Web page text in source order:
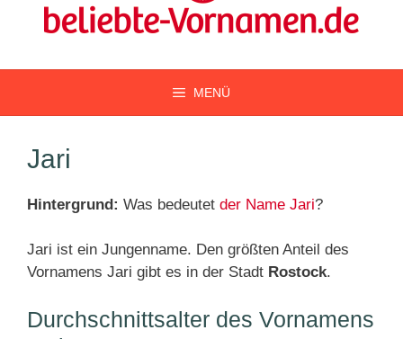
MENÜ
Jari
Hintergrund: Was bedeutet der Name Jari?
Jari ist ein Jungenname. Den größten Anteil des
Vornamens Jari gibt es in der Stadt Rostock.
Durchschnittsalter des Vornamens